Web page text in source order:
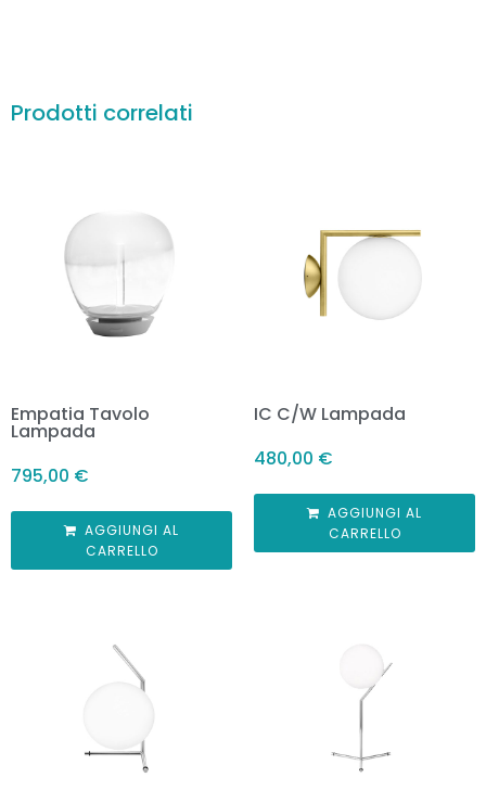
Prodotti correlati
Empatia Tavolo
Lampada
795,00 €
AGGIUNGI AL
CARRELLO
IC C/W Lampada
480,00 €
AGGIUNGI AL
CARRELLO